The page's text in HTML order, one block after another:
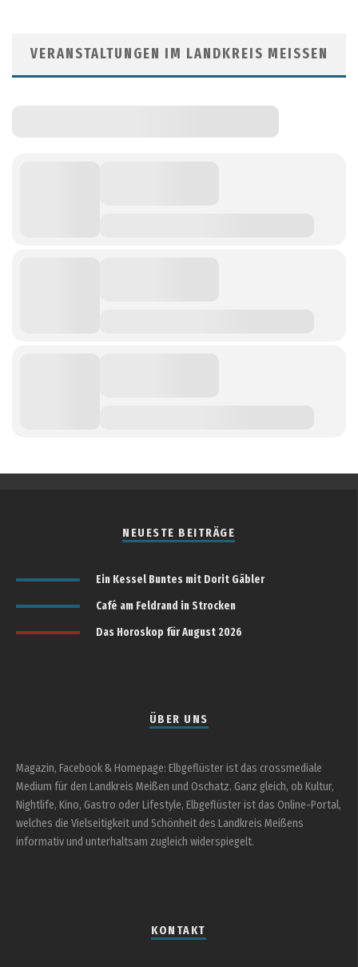
VERANSTALTUNGEN IM LANDKREIS MEISSEN
NEUESTE BEITRÄGE
Ein Kessel Buntes mit Dorit Gäbler
Café am Feldrand in Strocken
Das Horoskop für August 2026
ÜBER UNS
Magazin, Facebook & Homepage: Elbgeflüster ist das crossmediale
Medium für den Landkreis Meißen und Oschatz. Ganz gleich, ob Kultur,
Nightlife, Kino, Gastro oder Lifestyle, Elbgeflüster ist das Online-Portal,
welches die Vielseitigkeit und Schönheit des Landkreis Meißens
informativ und unterhaltsam zugleich widerspiegelt.
KONTAKT